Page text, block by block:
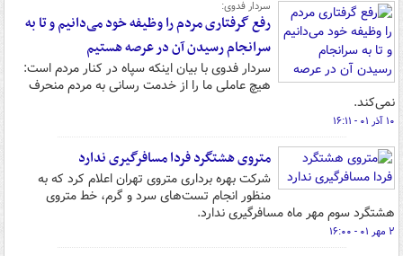
سردار فدوی:
رفع گرفتاری مردم را وظیفه خود می‌دانیم و تا به
سرانجام رسیدن آن در عرصه هستیم
سردار فدوی با بیان اینکه سپاه در کنار مردم است:
هیچ عاملی ما را از خدمت رسانی به مردم منحرف
نمی‌کند.
۱۰ آذر ۰۱ - ۱۶:۱۱
متروی هشتگرد فردا مسافرگیری ندارد
شرکت بهره برداری متروی تهران اعلام کرد که به
منظور انجام تست‌های سرد و گرم، خط متروی
هشتگرد سوم مهر ماه مسافرگیری ندارد.
۲ مهر ۰۱ - ۱۶:۰۰